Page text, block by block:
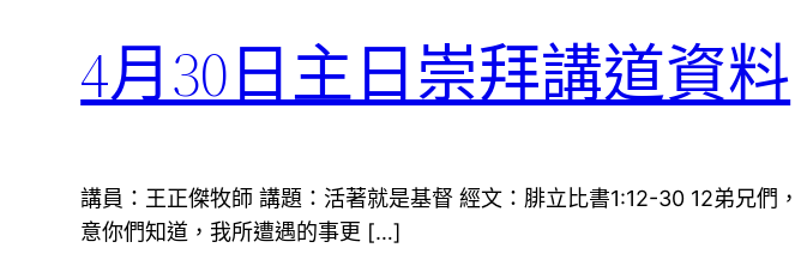
4月30日主日崇拜講道資料
講員：王正傑牧師 講題：活著就是基督 經文：腓立比書1:12-30 12弟兄們
意你們知道，我所遭遇的事更 […]